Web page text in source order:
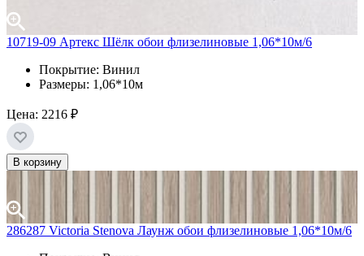
10719-09 Артекс Шёлк обои флизелиновые 1,06*10м/6
Покрытие: Винил
Размеры: 1,06*10м
Цена: 2216 ₽
В корзину
286287 Victoria Stenova Лаунж обои флизелиновые 1,06*10м/6